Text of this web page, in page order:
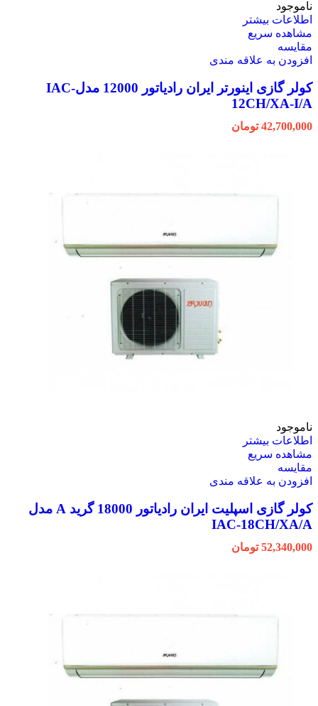
ناموجود
اطلاعات بیشتر
مشاهده سریع
مقایسه
افزودن به علاقه مندی
کولر گازی اینورتر ایران رادیاتور 12000 مدلIAC-
12CH/XA-I/A
42,700,000 تومان
ناموجود
اطلاعات بیشتر
مشاهده سریع
مقایسه
افزودن به علاقه مندی
کولر گازی اسپلیت ایران رادیاتور 18000 گرید A مدل
IAC-18CH/XA/A
52,340,000 تومان